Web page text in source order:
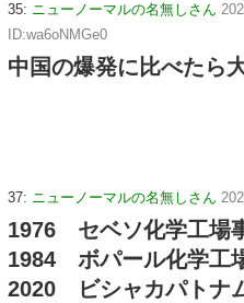
35: ニューノーマルの名無しさん
ID:wa6oNMGe0
中国の爆発に比べたら
37: ニューノーマルの名無しさん
1976 セベソ化学工場
1984 ボパール化学工
2020 ビシャカパトナ